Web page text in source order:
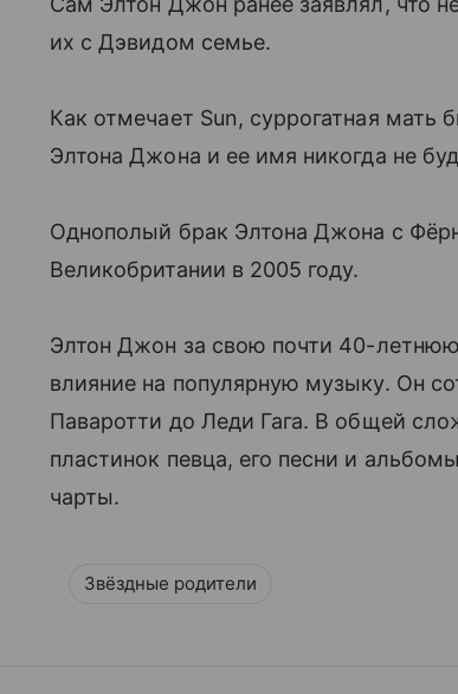
их с Дэвидом семье.
Как отмечает Sun, суррогатная мать
Элтона Джона и ее имя никогда не
Однополый брак Элтона Джона с
Великобритании в 2005 году.
Элтон Джон за свою почти 40-
влияние на популярную музыку. Он
Паваротти до Леди Гага. В общей
пластинок певца, его песни и
чарты.
Звёздные родители